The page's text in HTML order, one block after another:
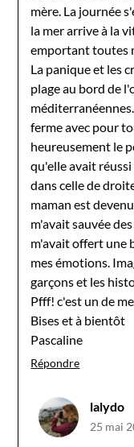
mère. La journée
la mer arrive à la
emportant toutes
La panique et les
plage au bord de
ferme avec pour
heureusement le
qu'elle avait
dans celle de
maman est
m'avait sauvée
m'avait offert une
mes émotions.
garçons et les
Pfff! c'est un de
Bises et à bientôt
Pascaline
Répondre
lalydo
25 mai